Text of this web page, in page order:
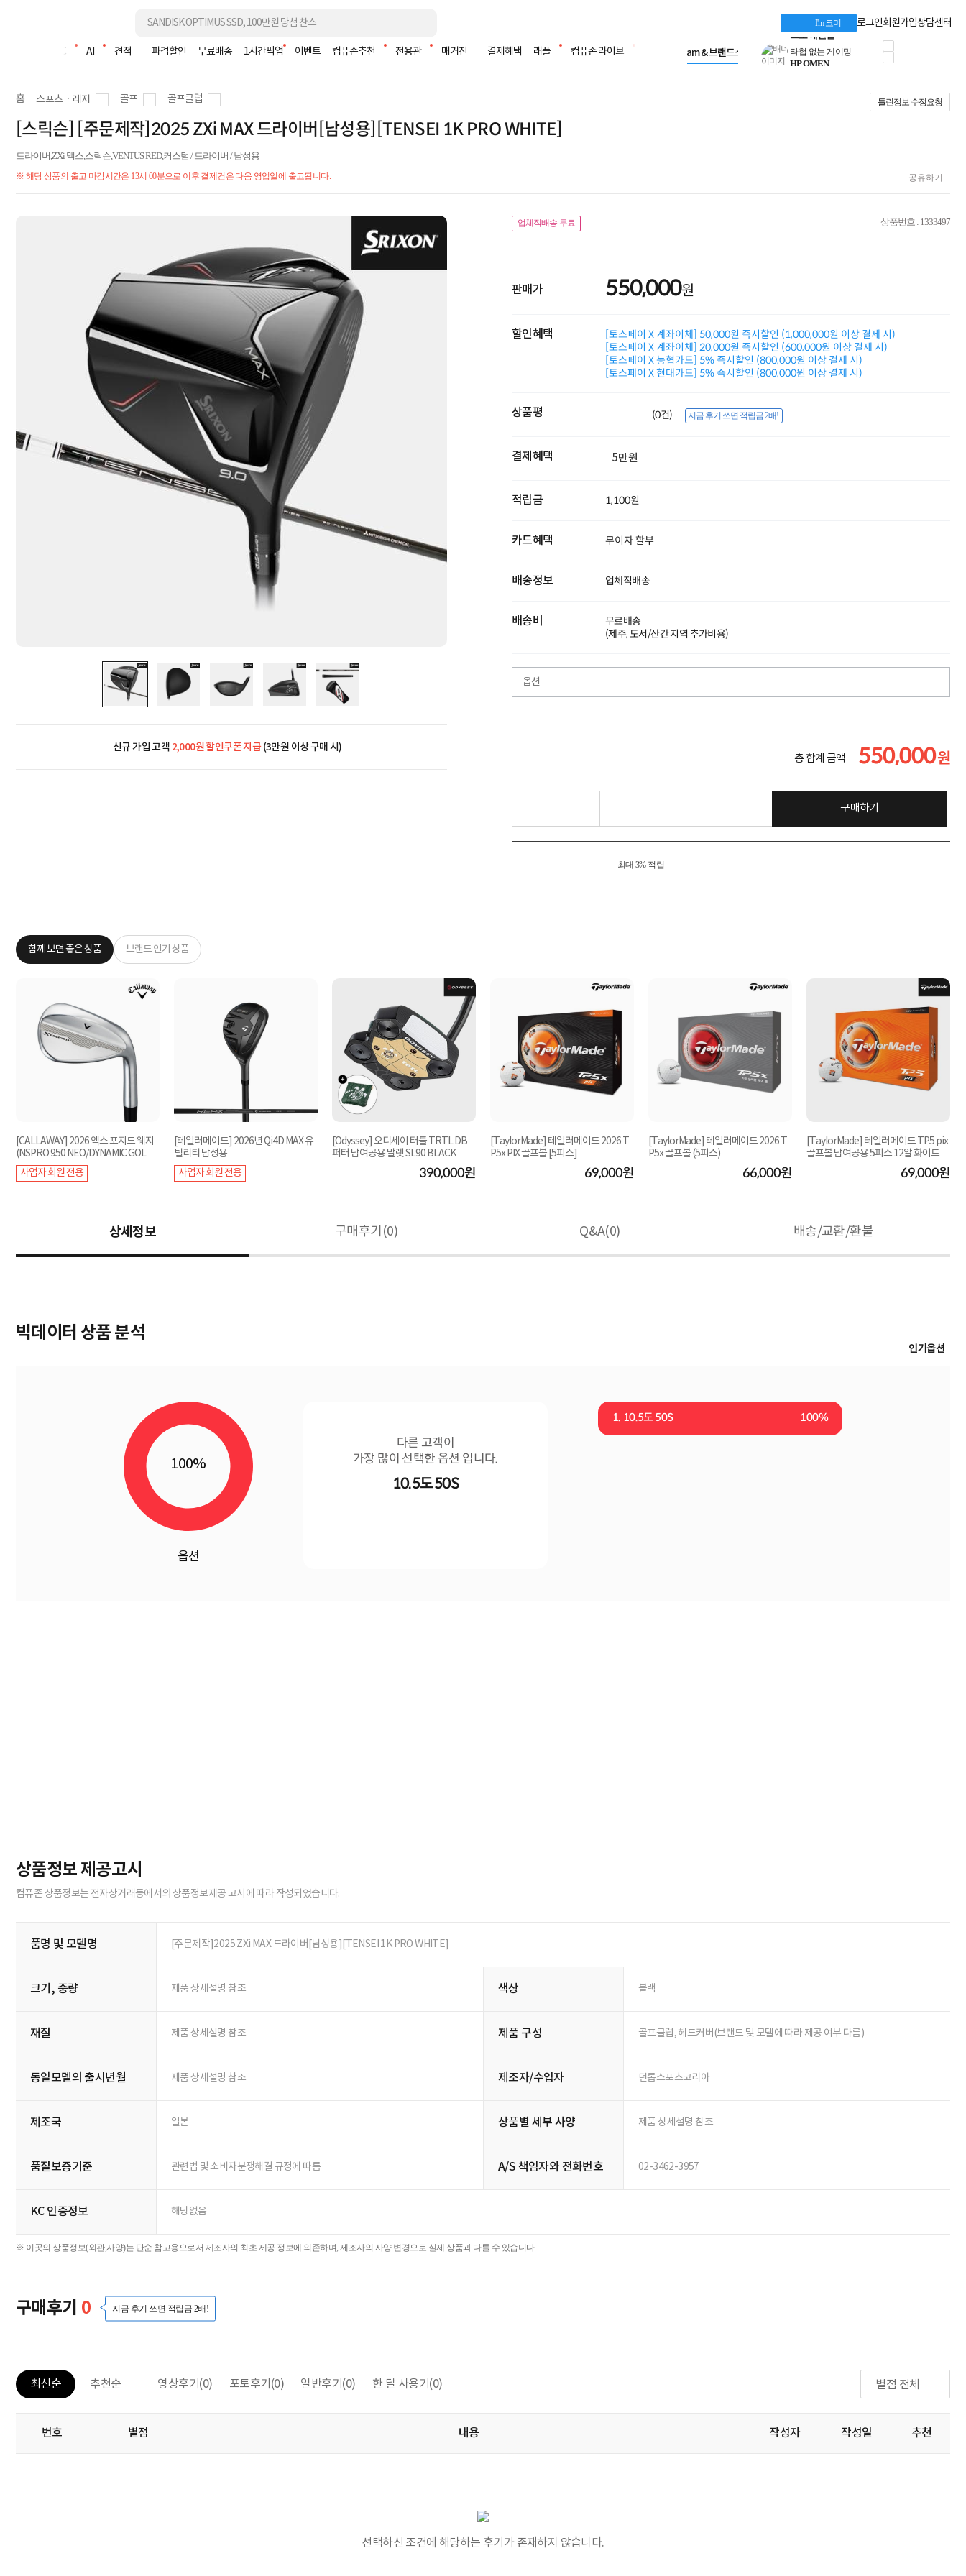
I'm 코미 로그인회원가입상담센터
조립PC AI 견적 파격할인 무료배송 1시간픽업 이벤트 컴퓨존추천 전용관 매거진 결제혜택 래플 컴퓨존 라이브
LG gram & 브랜드스토어
Microsoft 브랜드스토어
AMD 브랜드스토어
Dell 구매 찬스
프로 에센셜
HP OMEN
로지텍
적립금 3% 페이백
시스코 스위칭허브
누적 금액 별
적립금 페이백!
홈 스포츠ㆍ레저 골프 골프클럽 틀린정보 수정요청
[스릭슨] [주문제작]2025 ZXi MAX 드라이버[남성용][TENSEI 1K PRO WHITE]
드라이버,ZXi 맥스,스릭슨,VENTUS RED,커스텀 / 드라이버 / 남성용
※ 해당 상품의 출고 마감시간은 13시 00분으로 이후 결제건은 다음 영업일에 출고됩니다. 공유하기
신규 가입 고객 2,000원 할인쿠폰 지급(3만원 이상 구매 시)
업체직배송-무료 상품번호 : 1333497
판매가 550,000원
할인혜택
[토스페이 X 계좌이체] 50,000원 즉시할인 (1,000,000원 이상 결제 시)
[토스페이 X 계좌이체] 20,000원 즉시할인 (600,000원 이상 결제 시)
[토스페이 X 농협카드] 5% 즉시할인 (800,000원 이상 결제 시)
[토스페이 X 현대카드] 5% 즉시할인 (800,000원 이상 결제 시)
상품평 (0건) 지금 후기 쓰면 적립금 2배!
결제혜택 5만원
적립금 1,100원
카드혜택 무이자 할부
배송정보 업체직배송
배송비
무료배송
(제주, 도서/산간 지역 추가비용)
옵션
총 합계 금액 550,000원
구매하기
최대 3% 적립
함께 보면 좋은 상품 브랜드 인기 상품
[CALLAWAY] 2026 엑스 포지드 웨지
(NSPRO 950 NEO/DYNAMIC GOLD) /
X FORGED
사업자 회원 전용
[테일러메이드] 2026년 Qi4D MAX 유
틸리티 남성용
사업자 회원 전용
[Odyssey] 오디세이 터틀 TRTL DB
퍼터 남여공용 말렛 SL90 BLACK
390,000원
[TaylorMade] 테일러메이드 2026 T
P5x PIX 골프볼 [5피스]
69,000원
[TaylorMade] 테일러메이드 2026 T
P5x 골프볼 (5피스)
66,000원
[TaylorMade] 테일러메이드 TP5 pix
골프볼 남여공용 5피스 12알 화이트
69,000원
상세정보 구매후기(0) Q&A(0) 배송/교환/환불
빅데이터 상품 분석
인기옵션
100%
옵션
다른 고객이
가장 많이 선택한 옵션 입니다.
10.5도 50S
1. 10.5도 50S 100%